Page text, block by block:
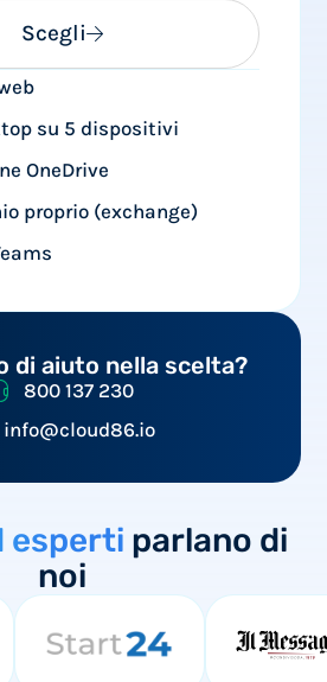
Scegli
su 5 dispositivi
OneDrive
proprio (exchange)
di aiuto nella scelta?
800 137 230
info@cloud86.io
esperti parlano di
noi